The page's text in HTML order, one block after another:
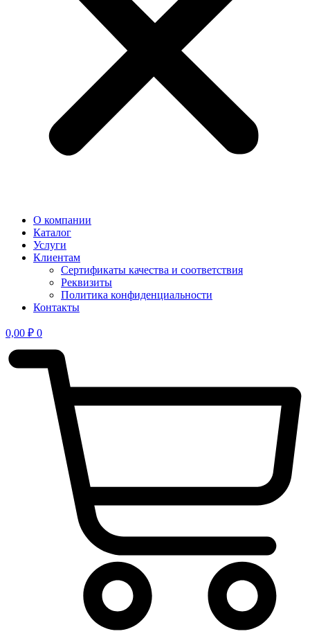
О компании
Каталог
Услуги
Клиентам
Сертификаты качества и соответствия
Реквизиты
Политика конфиден­циальности
Контакты
0,00 ₽ 0